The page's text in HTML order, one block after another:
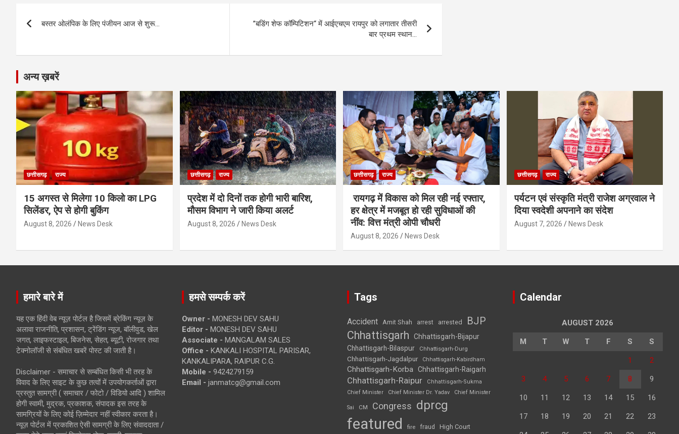
o
k
g A
p
a
navigation
बस्तर ओलंपिक के लिए पंजीयन आज से शुरू…
’’बडिंग शेफ कॉम्पिटिशन‘‘ में आईएचएम रायपुर को लगातार तीसरी
बार प्रथम स्थान…
अन्य ख़बरें
छत्तीसगढ़ राज्य
15 अगस्त से मिलेगा 10 किलो का LPG
सिलेंडर, ऐप से होगी बुकिंग
August 8, 2026 News Desk
छत्तीसगढ़ राज्य
प्रदेश में दो दिनों तक होगी भारी बारिश,
मौसम विभाग ने जारी किया अलर्ट
August 8, 2026 News Desk
छत्तीसगढ़ राज्य
रायगढ़ में विकास को मिल रही नई रफ्तार,
हर क्षेत्र में मजबूत हो रही सुविधाओं की
नींव: वित्त मंत्री ओपी चौधरी
August 8, 2026 News Desk
छत्तीसगढ़ राज्य
पर्यटन एवं संस्कृति मंत्री राजेश अग्रवाल ने
दिया स्वदेशी अपनाने का संदेश
August 7, 2026 News Desk
हमारे बारे में
यह एक हिंदी वेब न्यूज़ पोर्टल है जिसमें ब्रेकिंग न्यूज़ के
अलावा राजनीति, प्रशासन, ट्रेंडिंग न्यूज, बॉलीवुड, खेल
जगत, लाइफस्टाइल, बिजनेस, सेहत, ब्यूटी, रोजगार तथा
टेक्नोलॉजी से संबंधित खबरें पोस्ट की जाती है।
Disclaimer - समाचार से सम्बंधित किसी भी तरह के
विवाद के लिए साइट के कुछ तत्वों में उपयोगकर्ताओं द्वारा
प्रस्तुत सामग्री ( समाचार / फोटो / विडियो आदि ) शामिल
होगी स्वामी, मुद्रक, प्रकाशक, संपादक इस तरह के
सामग्रियों के लिए कोई ज़िम्मेदार नहीं स्वीकार करता है।
न्यूज़ पोर्टल में प्रकाशित ऐसी सामग्री के लिए संवाददाता /
हमसे सम्पर्क करें
Owner - MONESH DEV SAHU
Editor - MONESH DEV SAHU
Associate - MANGALAM SALES
Office - KANKALI HOSPITAL PARISAR,
KANKALIPARA, RAIPUR C.G.
Mobile - 9424279159
Email - janmatcg@gmail.com
Tags
Accident Amit Shah arrest arrested BJP
Chhattisgarh
Chhattisgarh-Bijapur
Chhattisgarh-Bilaspur
Chhattisgarh-Durg
Chhattisgarh-Jagdalpur Chhattisgarh-Kabirdham
Chhattisgarh-Korba Chhattisgarh-Raigarh
Chhattisgarh-Raipur
Chhattisgarh-Sukma
Chief Minister
Chief Minister Dr. Yadav Chief Minister
Sai CM Congress dprcg
featured fire fraud High Court
Calendar
AUGUST 2026
M T W T F S S
1 2
3 4 5 6 7 8 9
10 11 12 13 14 15 16
17 18 19 20 21 22 23